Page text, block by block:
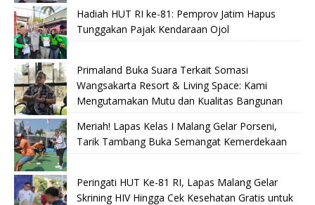
Hadiah HUT RI ke-81: Pemprov Jatim Hapus
Tunggakan Pajak Kendaraan Ojol
Primaland Buka Suara Terkait Somasi
Wangsakarta Resort & Living Space: Kami
Mengutamakan Mutu dan Kualitas Bangunan
Meriah! Lapas Kelas I Malang Gelar Porseni,
Tarik Tambang Buka Semangat Kemerdekaan
Peringati HUT Ke-81 RI, Lapas Malang Gelar
Skrining HIV Hingga Cek Kesehatan Gratis untuk